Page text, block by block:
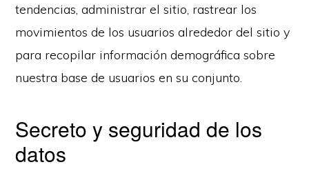
tendencias, administrar el sitio, rastrear los
movimientos de los usuarios alrededor del sitio y
para recopilar información demográfica sobre
nuestra base de usuarios en su conjunto.
Secreto y seguridad de los
datos